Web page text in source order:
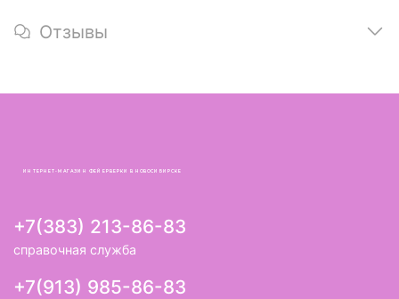
Отзывы
ИНТЕРНЕТ-МАГАЗИН ФЕЙЕРВЕРКИ В НОВОСИБИРСКЕ
+7(383) 213-86-83
справочная служба
+7(913) 985-86-83